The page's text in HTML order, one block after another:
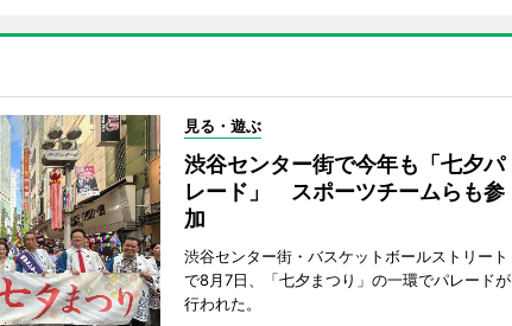
見る・遊ぶ
渋谷センター街で今年も「七夕パ
レード」 スポーツチームらも参
加
渋谷センター街・バスケットボールストリート
で8月7日、「七夕まつり」の一環でパレードが
行われた。